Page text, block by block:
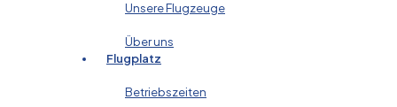
Unsere Flugzeuge
Über uns
Flugplatz
Betriebszeiten